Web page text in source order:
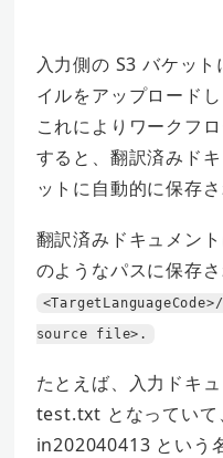
入力側の S3 バケッ
イルをアップロードし
これによりワークフ
すると、翻訳済みド
ットに自動的に保存さ
翻訳済みドキュメン
のようなパスに保存さ
source file>.
たとえば、入力ドキ
test.txt となっていて
in202040413 という